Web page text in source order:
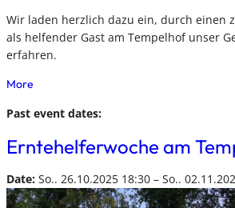
Wir laden herzlich dazu ein, durch einen
als helfender Gast am Tempelhof unser
erfahren.
More
Past event dates:
Erntehelferwoche am
Date: So.. 26.10.2025 18:30 – So..